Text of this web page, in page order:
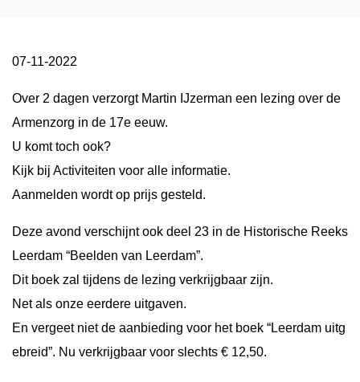
07-11-2022
Over 2 dagen verzorgt Martin IJzerman een lezing over de
Armenzorg in de 17e eeuw.
U komt toch ook?
Kijk bij Activiteiten voor alle informatie.
Aanmelden wordt op prijs gesteld.
Deze avond verschijnt ook deel 23 in de Historische Reeks
Leerdam “Beelden van Leerdam”.
Dit boek zal tijdens de lezing verkrijgbaar zijn.
Net als onze eerdere uitgaven.
En vergeet niet de aanbieding voor het boek “Leerdam uitg
ebreid”. Nu verkrijgbaar voor slechts € 12,50.